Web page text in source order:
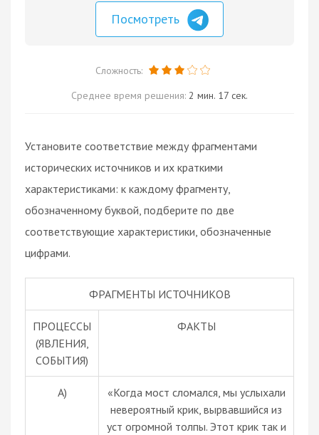
Посмотреть
Сложность:
Среднее время решения: 2 мин. 17 сек.
Установите соответствие между фрагментами
исторических источников и их краткими
характеристиками: к каждому фрагменту,
обозначенному буквой, подберите по две
соответствующие характеристики, обозначенные
цифрами.
ФРАГМЕНТЫ ИСТОЧНИКОВ
ПРОЦЕССЫ
(ЯВЛЕНИЯ,
СОБЫТИЯ)
ФАКТЫ
A)
«Когда мост сломался, мы услыхали
невероятный крик, вырвавшийся из
уст огромной толпы. Этот крик так и